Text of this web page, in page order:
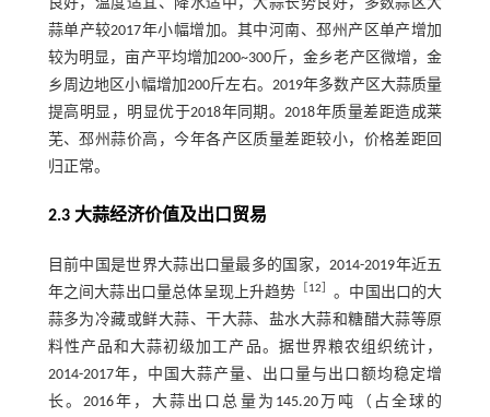
良好，温度适宜、降水适中，大蒜长势良好，多数蒜区大
蒜单产较2017年小幅增加。其中河南、邳州产区单产增加
较为明显，亩产平均增加200~300斤，金乡老产区微增，金
乡周边地区小幅增加200斤左右。2019年多数产区大蒜质量
提高明显，明显优于2018年同期。2018年质量差距造成莱
芜、邳州蒜价高，今年各产区质量差距较小，价格差距回
归正常。
2.3 大蒜经济价值及出口贸易
目前中国是世界大蒜出口量最多的国家，2014-2019年近五
年之间大蒜出口量总体呈现上升趋势
12
。中国出口的大
蒜多为冷藏或鲜大蒜、干大蒜、盐水大蒜和糖醋大蒜等原
料性产品和大蒜初级加工产品。据世界粮农组织统计，
2014-2017年，中国大蒜产量、出口量与出口额均稳定增
长。2016年，大蒜出口总量为145.20万吨（占全球的